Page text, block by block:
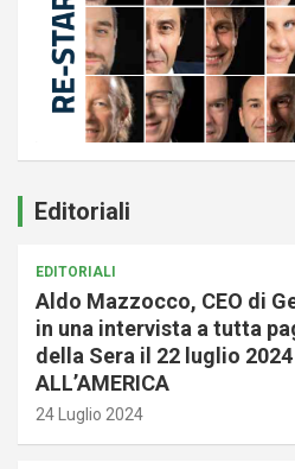
Editoriali
EDITORIALI
Aldo Mazzocco, CEO di
in una intervista a tutta
della Sera il 22 luglio 2024
ALL’AMERICA
24 Luglio 2024